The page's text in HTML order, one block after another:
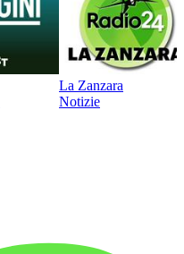
La Zanzara
Notizie